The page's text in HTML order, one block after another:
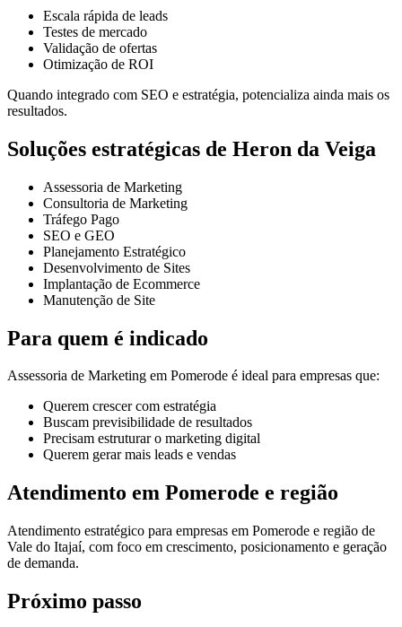
Escala rápida de leads
Testes de mercado
Validação de ofertas
Otimização de ROI
Quando integrado com SEO e estratégia, potencializa ainda mais os
resultados.
Soluções estratégicas de Heron da Veiga
Assessoria de Marketing
Consultoria de Marketing
Tráfego Pago
SEO e GEO
Planejamento Estratégico
Desenvolvimento de Sites
Implantação de Ecommerce
Manutenção de Site
Para quem é indicado
Assessoria de Marketing em Pomerode é ideal para empresas que:
Querem crescer com estratégia
Buscam previsibilidade de resultados
Precisam estruturar o marketing digital
Querem gerar mais leads e vendas
Atendimento em Pomerode e região
Atendimento estratégico para empresas em Pomerode e região de
Vale do Itajaí, com foco em crescimento, posicionamento e geração
de demanda.
Próximo passo